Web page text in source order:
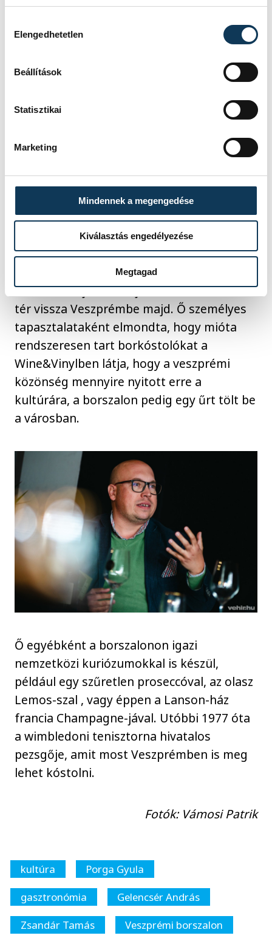
Elengedhetetlen
Beállítások
Statisztikai
Marketing
Mindennek a megengedése
Kiválasztás engedélyezése
Megtagad
tűnik, hogy a borkultúra szempontjából
megvalósul.
A mostani eseményen ott volt Szittnyai
Zalán is, a Zwack Izabella borkereskedés
borszakértője, aki május 24-én kiállítóként
tér vissza Veszprémbe majd. Ő személyes
tapasztalataként elmondta, hogy mióta
rendszeresen tart borkóstolókat a
Wine&Vinylben látja, hogy a veszprémi
közönség mennyire nyitott erre a
kultúrára, a borszalon pedig egy űrt tölt be
a városban.
Ő egyébként a borszalonon igazi
nemzetközi kuriózumokkal is készül,
például egy szűretlen proseccóval, az olasz
Lemos-szal , vagy éppen a Lanson-ház
francia Champagne-jával. Utóbbi 1977 óta
a wimbledoni tenisztorna hivatalos
pezsgője, amit most Veszprémben is meg
lehet kóstolni.
Fotók: Vámosi Patrik
kultúra
Porga Gyula
gasztronómia
Gelencsér András
Zsandár Tamás
Veszprémi borszalon